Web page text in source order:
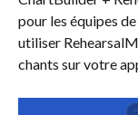
pour les équipes
utiliser
chants sur votre